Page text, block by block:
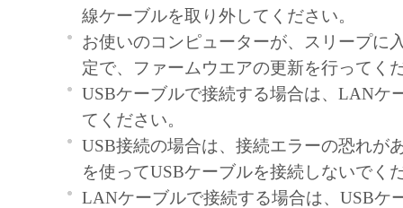
線ケーブルを取り外してください。
お使いのコンピューターが、スリープに
定で、ファームウエアの更新を行ってく
USBケーブルで接続する場合は、LANケ
てください。
USB接続の場合は、接続エラーの恐れが
を使ってUSBケーブルを接続しないでく
LANケーブルで接続する場合は、USBケ